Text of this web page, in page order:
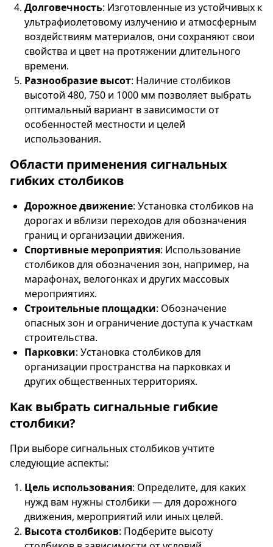
Долговечность: Изготовленные из устойчивых к
ультрафиолетовому излучению и атмосферным
воздействиям материалов, они сохраняют свои
свойства и цвет на протяжении длительного
времени.
Разнообразие высот: Наличие столбиков
высотой 480, 750 и 1000 мм позволяет выбрать
оптимальный вариант в зависимости от
особенностей местности и целей
использования.
Области применения сигнальных
гибких столбиков
Дорожное движение: Установка столбиков на
дорогах и вблизи переходов для обозначения
границ и организации движения.
Спортивные мероприятия: Использование
столбиков для обозначения зон, например, на
марафонах, велогонках и других массовых
мероприятиях.
Строительные площадки: Обозначение
опасных зон и ограничение доступа к участкам
строительства.
Парковки: Установка столбиков для
организации пространства на парковках и
других общественных территориях.
Как выбрать сигнальные гибкие
столбики?
При выборе сигнальных столбиков учтите
следующие аспекты:
Цель использования: Определите, для каких
нужд вам нужны столбики — для дорожного
движения, мероприятий или иных целей.
Высота столбиков: Подберите высоту